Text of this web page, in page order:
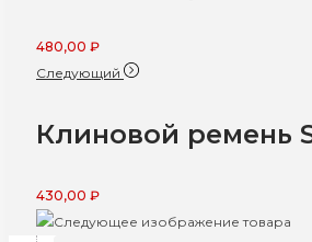
480,00 ₽
Следующий
Клиновой ремень
430,00 ₽